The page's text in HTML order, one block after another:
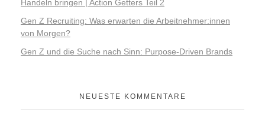
Handeln bringen | Action Getters Teil 2
Gen Z Recruiting: Was erwarten die Arbeitnehmer:innen
von Morgen?
Gen Z und die Suche nach Sinn: Purpose-Driven Brands
NEUESTE KOMMENTARE